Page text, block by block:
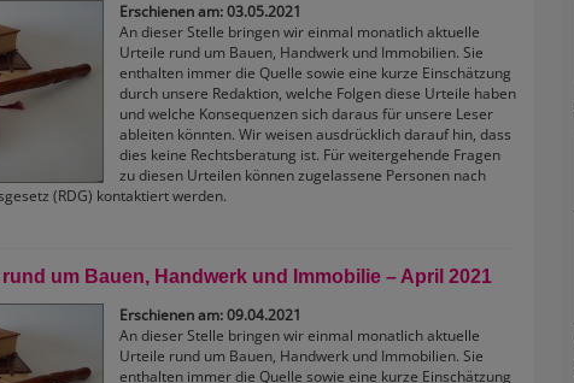
Erschienen am: 03.05.2021
An dieser Stelle bringen wir einmal monatlich aktuelle
Urteile rund um Bauen, Handwerk und Immobilien. Sie
enthalten immer die Quelle sowie eine kurze Einschätzung
durch unsere Redaktion, welche Folgen diese Urteile haben
und welche Konsequenzen sich daraus für unsere Leser
ableiten könnten. Wir weisen ausdrücklich darauf hin, dass
dies keine Rechtsberatung ist. Für weitergehende Fragen
zu diesen Urteilen können zugelassene Personen nach
(RDG) kontaktiert werden.
um Bauen, Handwerk und Immobilie – April 2021
Erschienen am: 09.04.2021
An dieser Stelle bringen wir einmal monatlich aktuelle
Urteile rund um Bauen, Handwerk und Immobilien. Sie
enthalten immer die Quelle sowie eine kurze Einschätzung